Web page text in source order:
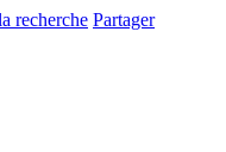
recherche Partager